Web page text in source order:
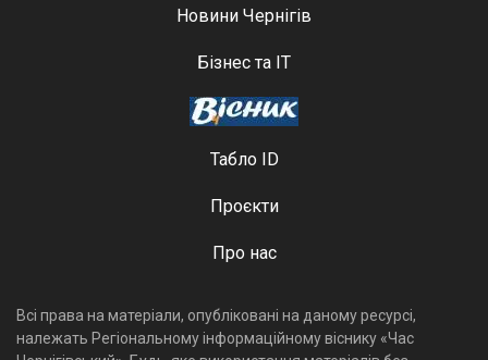
Новини Чернігів
Бізнес та ІТ
Табло ID
Проєкти
Про нас
Всі права на матеріали, опубліковані на даному ресурсі,
належать Регіональному інформаційному віснику «Час